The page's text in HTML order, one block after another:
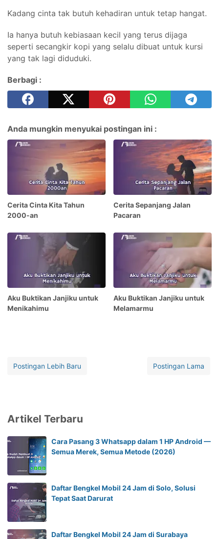
Kadang cinta tak butuh kehadiran untuk tetap hangat.
Ia hanya butuh kebiasaan kecil yang terus dijaga
seperti secangkir kopi yang selalu dibuat untuk kursi
yang tak lagi diduduki.
Berbagi :
Anda mungkin menyukai postingan ini :
Cerita Cinta Kita Tahun
2000-an
Cerita Sepanjang Jalan
Pacaran
Aku Buktikan Janjiku untuk
Menikahimu
Aku Buktikan Janjiku untuk
Melamarmu
Postingan Lebih Baru Postingan Lama
Artikel Terbaru
Cara Pasang 3 Whatsapp dalam 1 HP Android —
Semua Merek, Semua Metode (2026)
Daftar Bengkel Mobil 24 Jam di Solo, Solusi
Tepat Saat Darurat
Daftar Bengkel Mobil 24 Jam di Surabaya